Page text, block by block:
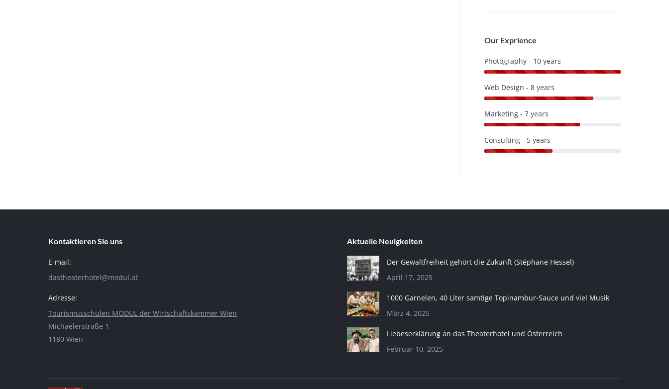
Our Exprience
Photography - 10 years
Web Design - 8 years
Marketing - 7 years
Consulting - 5 years
Kontaktieren Sie uns
E-mail:
dastheaterhotel@modul.at
Adresse:
Tourismusschulen MODUL der Wirtschaftskammer Wien
Michaelerstraße 1
1180 Wien
Aktuelle Neuigkeiten
Der Gewaltfreiheit gehört die Zukunft (Stéphane Hessel)
April 17, 2025
1000 Garnelen, 40 Liter samtige Topinambur-Sauce und viel Musik
März 4, 2025
Liebeserklärung an das Theaterhotel und Österreich
Februar 10, 2025